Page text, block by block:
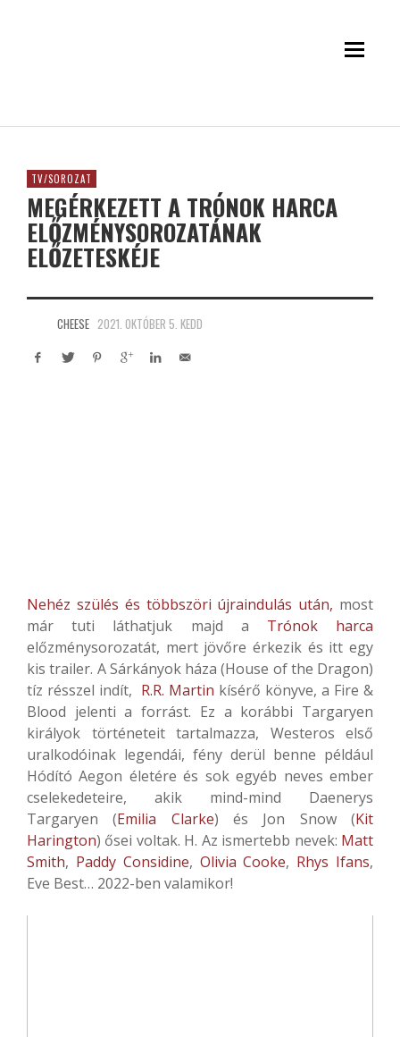
TV/SOROZAT
MEGÉRKEZETT A TRÓNOK HARCA
ELŐZMÉNYSOROZATÁNAK
ELŐZETESKÉJE
CHEESE 2021. OKTÓBER 5. KEDD
Nehéz szülés és többszöri újraindulás után, most
már tuti láthatjuk majd a Trónok harca
előzménysorozatát, mert jövőre érkezik és itt egy
kis trailer. A Sárkányok háza (House of the Dragon)
tíz résszel indít, R.R. Martin kísérő könyve, a Fire &
Blood jelenti a forrást. Ez a korábbi Targaryen
királyok történeteit tartalmazza, Westeros első
uralkodóinak legendái, fény derül benne például
Hódító Aegon életére és sok egyéb neves ember
cselekedeteire, akik mind-mind Daenerys
Targaryen (Emilia Clarke) és Jon Snow (Kit
Harington) ősei voltak. H. Az ismertebb nevek: Matt
Smith, Paddy Considine, Olivia Cooke, Rhys Ifans,
Eve Best… 2022-ben valamikor!